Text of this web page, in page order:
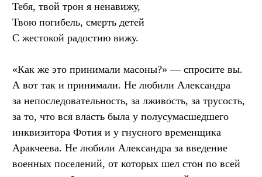
Тебя, твой трон я ненавижу,
Твою погибель, смерть детей
С жестокой радостию вижу.
«Как же это принимали масоны?» — спросите вы.
А вот так и принимали. Не любили Александра
за непоследовательность, за лживость, за трусость,
за то, что вся власть была у полусумасшедшего
инквизитора Фотия и у гнусного временщика
Аракчеева. Не любили Александра за введение
военных поселений, от которых шел стон по всей